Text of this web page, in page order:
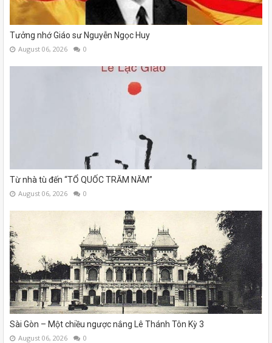
Tưởng nhớ Giáo sư Nguyễn Ngọc Huy
August 06, 2026 0
Từ nhà tù đến “TỔ QUỐC TRĂM NĂM”
August 06, 2026 0
Sài Gòn – Một chiều ngược nắng Lê Thánh Tôn Kỳ 3
August 06, 2026 0